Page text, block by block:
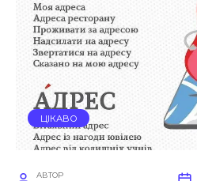
ЦІКАВО
АВТОР